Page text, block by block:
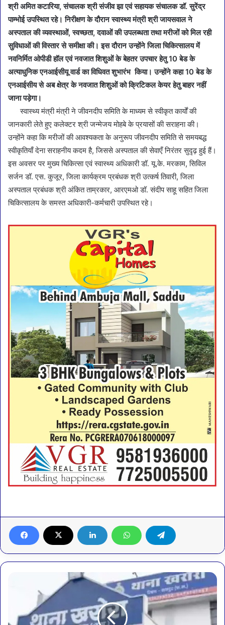
श्री अमित कटारिया, संचालक श्री संजीव झा एवं सहायक संचालक डॉ. सुरेंद्र
पाम्भोई उपस्थित रहे। निरीक्षण के दौरान स्वास्थ्य मंत्री श्री जायसवाल ने
अस्पताल की व्यवस्थाओं, स्वच्छता, दवाओं की उपलब्धता तथा मरीजों को मिल रही
सुविधाओं की विस्तार से समीक्षा की। इस दौरान उन्होंने जिला चिकित्सालय में
नवनिर्मित ओपीडी हॉल एवं नवजात शिशुओं के बेहतर उपचार हेतु 10 बेड के
अत्याधुनिक एनआईसीयू वार्ड का विधिवत शुभारंभ किया। उन्होंने कहा 10 बेड के
एनआईसीय से अब क्षेत्र के नवजात शिशुओं को क्रिटिकल केयर हेतु बाहर नहीं
जाना पड़ेगा।
स्वास्थ्य मंत्री मंत्री ने जीवनदीप समिति के माध्यम से स्वीकृत कार्यों की
जानकारी लेते हुए कलेक्टर श्री जन्मेजय मोहबे के प्रयासों की सराहना की।
उन्होंने कहा कि मरीजों की आवश्यकता के अनुरूप जीवनदीप समिति से समयबद्ध
स्वीकृतियाँ देना सराहनीय कदम है, जिससे अस्पताल की सेवाएँ निरंतर सुदृढ़ हुई हैं।
इस अवसर पर मुख्य चिकित्सा एवं स्वास्थ्य अधिकारी डॉ. यू.के. मरकाम, सिविल
सर्जन डॉ. एस. कुजूर, जिला कार्यक्रम प्रबंधक श्री उत्कर्ष तिवारी, जिला
अस्पताल प्रबंधक श्री अंकित ताम्रकार, आरएमओ डॉ. संदीप साहू सहित जिला
चिकित्सालय के समस्त अधिकारी-कर्मचारी उपस्थित रहे।